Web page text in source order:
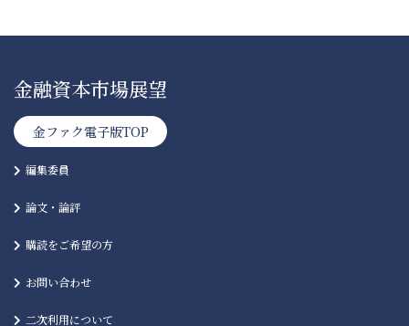
金融資本市場展望
金ファク電子版TOP
編集委員
論文・論評
購読をご希望の方
お問い合わせ
二次利用について